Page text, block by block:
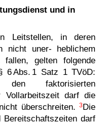
und in
Leitstellen, in deren
nicht uner- heblichem
fallen, gelten folgende
6 Abs. 1 Satz 1 TVöD:
faktorisierten
Vollarbeitszeit darf die
überschreiten.3 Die
Bereitschaftszeiten darf